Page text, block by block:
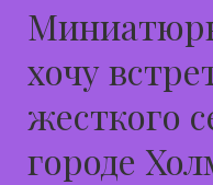
хочу
жесткого
городе